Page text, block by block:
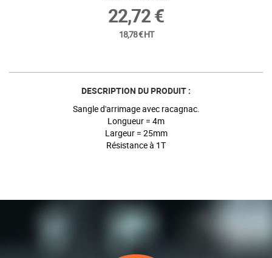
22,72 €
18,78 € HT
DESCRIPTION DU PRODUIT :
Sangle d'arrimage avec racagnac.
Longueur = 4m
Largeur = 25mm
Résistance à 1T